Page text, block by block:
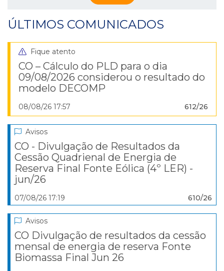
ÚLTIMOS COMUNICADOS
Fique atento
CO – Cálculo do PLD para o dia
09/08/2026 considerou o resultado do
modelo DECOMP
08/08/26 17:57 612/26
Avisos
CO - Divulgação de Resultados da
Cessão Quadrienal de Energia de
Reserva Final Fonte Eólica (4º LER) -
jun/26
07/08/26 17:19 610/26
Avisos
CO Divulgação de resultados da cessão
mensal de energia de reserva Fonte
Biomassa Final Jun 26